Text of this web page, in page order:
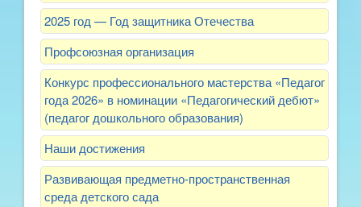
2025 год — Год защитника Отечества
Профсоюзная организация
Конкурс профессионального мастерства «Педагог
года 2026» в номинации «Педагогический дебют»
(педагог дошкольного образования)
Наши достижения
Развивающая предметно-пространственная
среда детского сада